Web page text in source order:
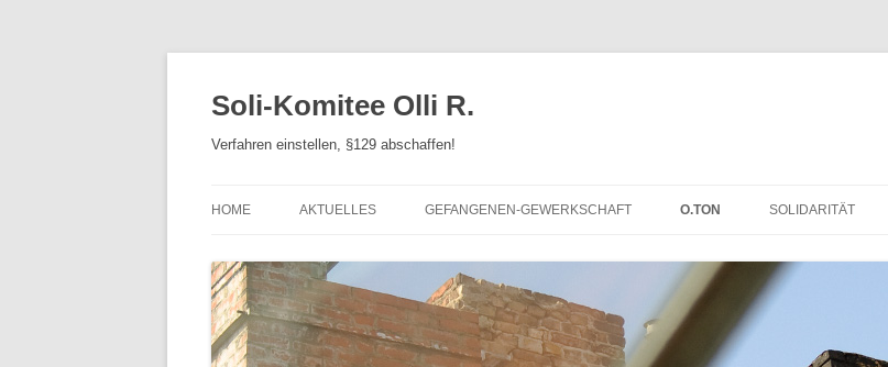
Soli-Komitee Olli R.
Verfahren einstellen, §129 abschaffen!
HOME AKTUELLES GEFANGENEN-GEWERKSCHAFT O.TON SOLIDARITÄT